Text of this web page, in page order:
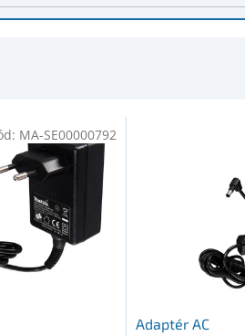
MA-SE00000792
Adaptér AC